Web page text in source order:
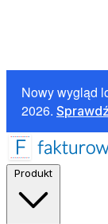
Nowy wygląd
2026. Sprawdź